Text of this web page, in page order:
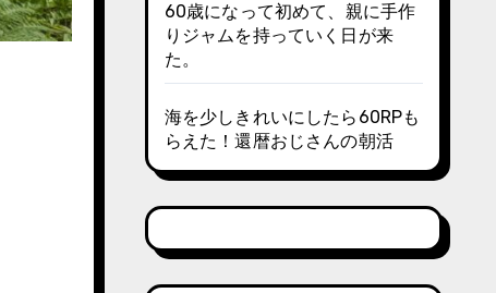
60歳になって初めて、親に手作
りジャムを持っていく日が来
た。
海を少しきれいにしたら60RPも
らえた！還暦おじさんの朝活